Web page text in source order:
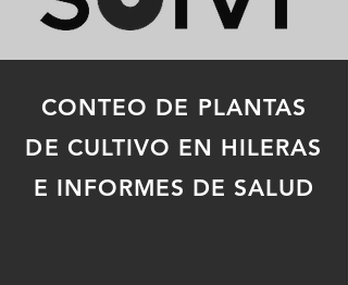
CONTEO DE PLANTAS
DE CULTIVO EN HILERAS
E INFORMES DE SALUD